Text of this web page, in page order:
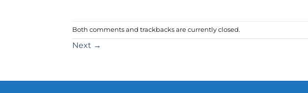
Both comments and trackbacks are currently closed.
Next →